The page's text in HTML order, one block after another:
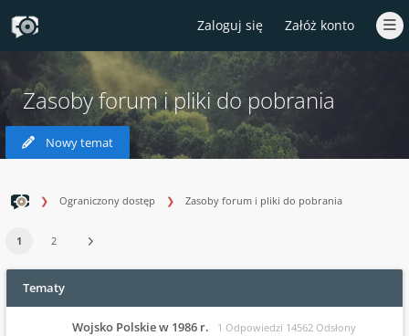
Zaloguj się Załóż konto
Zasoby forum i pliki do pobrania
Nowy temat
Ograniczony dostęp Zasoby forum i pliki do pobrania
1 2
Tematy
Wojsko Polskie w 1986 r. 1 Odpowiedzi 14562 Odsłony